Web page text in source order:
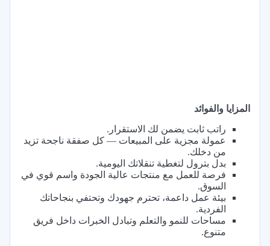
المزايا والفوائد
راتب ثابت يضمن لك الاستقرار.
عمولة مجزية على المبيعات — كل صفقة ناجحة تزيد
من دخلك.
بدل بترول لتغطية تنقلاتك اليومية.
فرصة للعمل مع منتجات عالية الجودة واسم قوي في
السوق.
بيئة عمل داعمة، تحترم جهودك وتحتفي بنجاحاتك
الفردية.
مساحات للنمو والتعلم وتبادل الخبرات داخل فريق
متنوع.